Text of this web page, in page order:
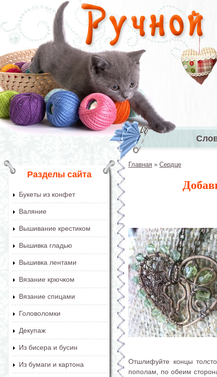
Перейти к основному содержанию
Главное
Разделы сайта
Букеты из конфет
Валяние
Вышивание крестиком
Вышивка гладью
Вышивка лентами
Вязание крючком
Вязание спицами
Головоломки
Декупаж
Из бисера и бусин
Из бумаги и картона
Главная » Сердце
Отшлифуйте концы
пополам, по обеим